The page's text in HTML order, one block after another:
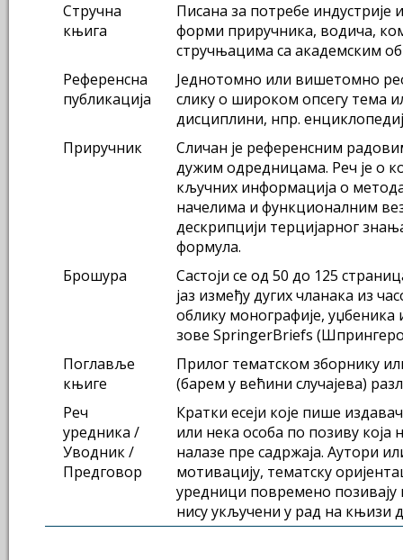
Стручна
књига
Писана за потребе индустрије
форми приручника, водича,
стручњацима са академским
Референсна
публикација
Једнотомно или вишетомно
слику о широком опсегу тема
дисциплини, нпр.
Приручник
Сличан је референсним
дужим одредницама. Реч је о
кључних информација о
начелима и функционалним
дескрипцији терцијарног
формула.
Брошура
Састоји се од 50 до 125
јаз између дугих чланака из
облику монографије,
зове SpringerBriefs
Поглавље
књиге
Прилог тематском зборнику
(барем у већини случајева)
Реч
уредника /
Уводник /
Предговор
Кратки есеји које пише
или нека особа по позиву која
налазе пре садржаја. Аутори
мотивацију, тематску
уредници повремено позивају
нису укључени у рад на књизи